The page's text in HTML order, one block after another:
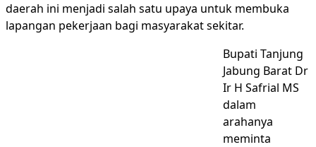
daerah ini menjadi salah satu upaya untuk membuka
lapangan pekerjaan bagi masyarakat sekitar.
Bupati Tanjung
Jabung Barat Dr
Ir H Safrial MS
dalam
arahanya
meminta